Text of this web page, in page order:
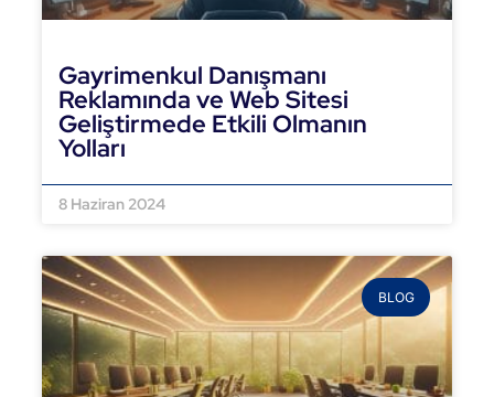
Gayrimenkul Danışmanı
Reklamında ve Web Sitesi
Geliştirmede Etkili Olmanın
Yolları
8 Haziran 2024
BLOG